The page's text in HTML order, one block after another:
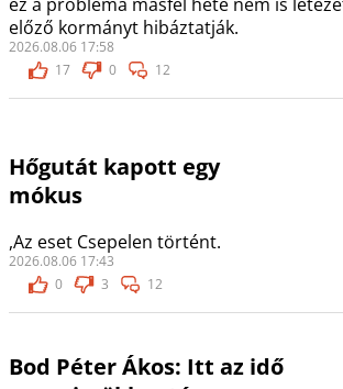
ez a probléma másfél hete nem is
előző kormányt hibáztatják.
2026.08.06 17:58
17
0 12
Hőgutát kapott egy
mókus
,Az eset Csepelen történt.
2026.08.06 17:43
0
3 12
Bod Péter Ákos: Itt az idő